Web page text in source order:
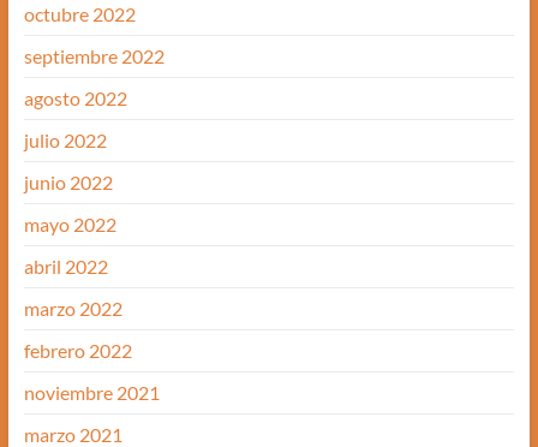
octubre 2022
septiembre 2022
agosto 2022
julio 2022
junio 2022
mayo 2022
abril 2022
marzo 2022
febrero 2022
noviembre 2021
marzo 2021